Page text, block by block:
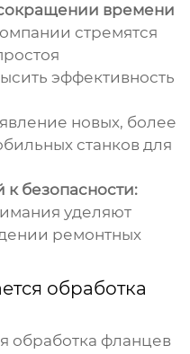
времени
стремятся
эффективность
новых, более
станков для
безопасности:
уделяют
ремонтных
обработка
обработка фланцев